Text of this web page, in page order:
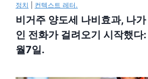
정치 컨텍스트 레터.
비거주 양도세 나비효과, 나
인 전화가 걸려오기 시작했다
월7일.